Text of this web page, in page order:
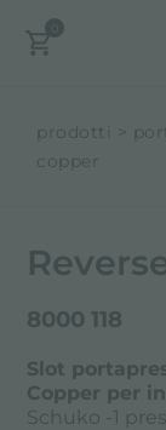
prodotti
copper
8000 118
Slot
Copper per
Schuko -1